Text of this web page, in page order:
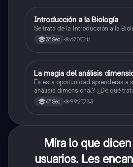
Biología
Introducción a la Biología
Se trata de la Introducción a la
3° Sec 670 11
Física
La magia del análisis
Es esta oportunidad aprenderás a
análisis dimensional? ¿De qué
de las magnitudes fundamentales
4° Sec 992 33
Mira lo que
usuarios. Les